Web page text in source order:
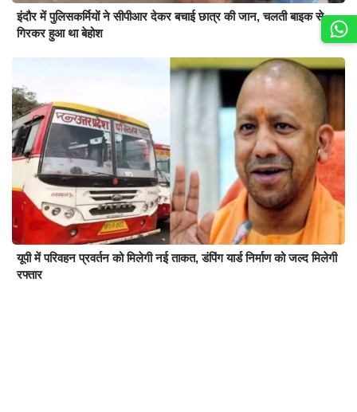
इंदौर में पुलिसकर्मियों ने सीपीआर देकर बचाई छात्र की जान, चलती बाइक से
गिरकर हुआ था बेहोश
यूपी में परिवहन प्रवर्तन को मिलेगी नई ताकत, डंपिंग यार्ड निर्माण को जल्द मिलेगी
रफ्तार